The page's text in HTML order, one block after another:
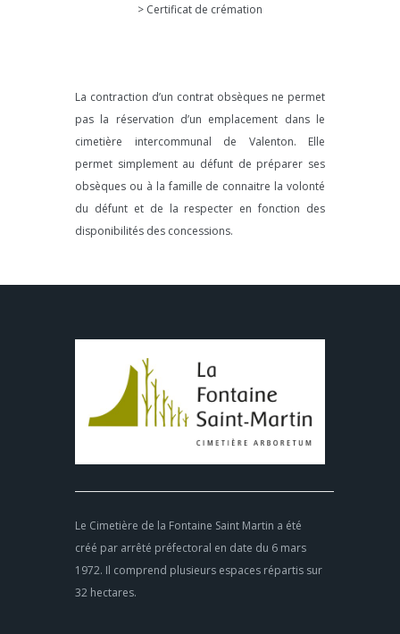
> Certificat de crémation
La contraction d’un contrat obsèques ne permet
pas la réservation d’un emplacement dans le
cimetière intercommunal de Valenton. Elle
permet simplement au défunt de préparer ses
obsèques ou à la famille de connaitre la volonté
du défunt et de la respecter en fonction des
disponibilités des concessions.
Le Cimetière de la Fontaine Saint Martin a été
créé par arrêté préfectoral en date du 6 mars
1972. Il comprend plusieurs espaces répartis sur
32 hectares.